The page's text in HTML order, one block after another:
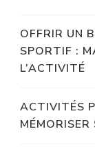
OFFRIR UN
SPORTIF :
L’ACTIVITÉ
ACTIVITÉS
MÉMORISER